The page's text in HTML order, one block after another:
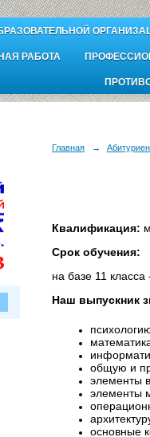
РАБОТА
Главная →
Квалификация:
Срок обучения:
на базе 11
Наш выпускник
общую и
элементы
элементы
основные